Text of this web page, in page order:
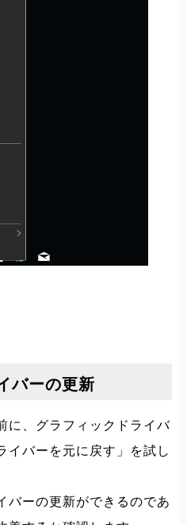
バーの更新
に、グラフィックドライバ
イバーを元に戻す」を試し
バーの更新ができるのであ